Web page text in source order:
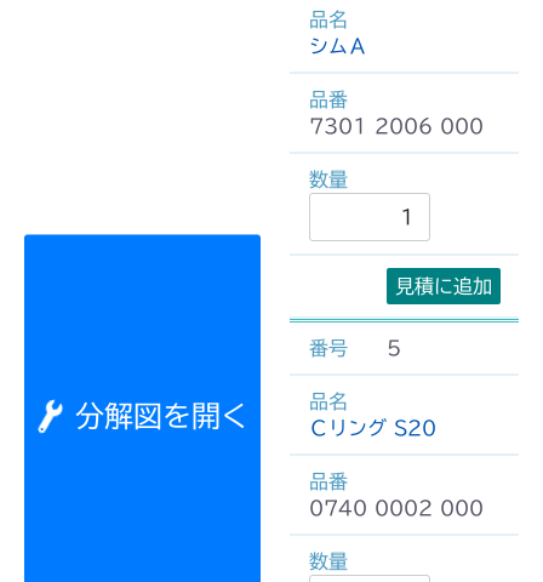
分解図を開く
シムＡ
7301 2006 000
見積に追加
5
Ｃリング S20
0740 0002 000